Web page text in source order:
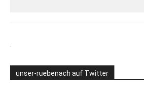
unser-ruebenach auf Twitter